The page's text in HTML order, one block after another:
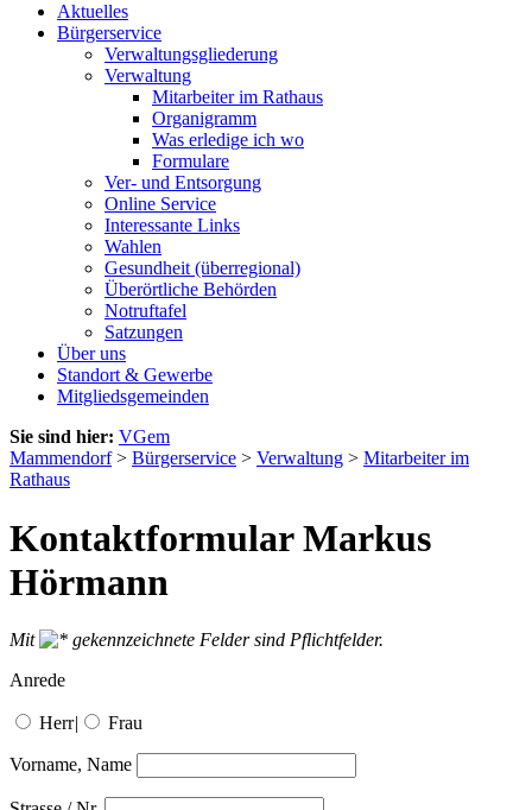
Aktuelles
Bürgerservice
Verwaltungsgliederung
Verwaltung
Mitarbeiter im Rathaus
Organigramm
Was erledige ich wo
Formulare
Ver- und Entsorgung
Online Service
Interessante Links
Wahlen
Gesundheit (überregional)
Überörtliche Behörden
Notruftafel
Satzungen
Über uns
Standort & Gewerbe
Mitgliedsgemeinden
Sie sind hier: VGem
Mammendorf> Bürgerservice > Verwaltung > Mitarbeiter im
Rathaus
Kontaktformular Markus
Hörmann
Mit
gekennzeichnete Felder sind Pflichtfelder.
Anrede
Herr| Frau
Vorname, Name